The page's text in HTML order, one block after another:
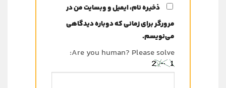
ذخیره نام، ایمیل و وبسایت من در
مرورگر برای زمانی که دوباره دیدگاهی
می‌نویسم.
Are you human? Please solve: